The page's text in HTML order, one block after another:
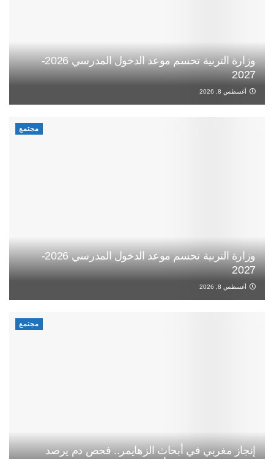
وزارة التربية تحسم موعد الدخول المدرسي 2026-
2027
أغسطس 8, 2026
مجتمع
وزارة التربية تحسم موعد الدخول المدرسي 2026-
2027
أغسطس 8, 2026
مجتمع
إنجاز مغربي في أبحاث الزهايمر.. فحص دم يرصد